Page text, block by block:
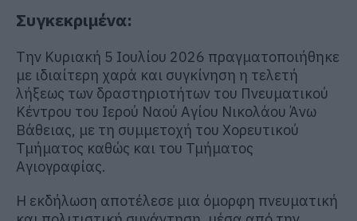
Συγκεκριμένα:
Την Κυριακή 5 Ιουλίου 2026 πραγματοποιήθηκε
με ιδιαίτερη χαρά και συγκίνηση η τελετή
λήξεως των δραστηριοτήτων του Πνευματικού
Κέντρου του Ιερού Ναού Αγίου Νικολάου Άνω
Βάθειας, με τη συμμετοχή του Χορευτικού
Τμήματος καθώς και του Τμήματος
Αγιογραφίας.
Η εκδήλωση αποτέλεσε μια όμορφη πνευματική